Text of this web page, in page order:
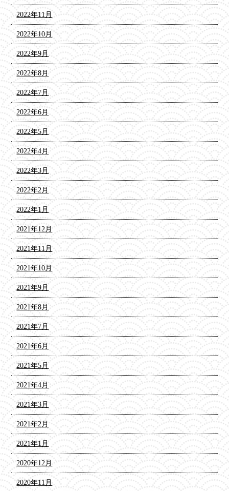
2022年11月
2022年10月
2022年9月
2022年8月
2022年7月
2022年6月
2022年5月
2022年4月
2022年3月
2022年2月
2022年1月
2021年12月
2021年11月
2021年10月
2021年9月
2021年8月
2021年7月
2021年6月
2021年5月
2021年4月
2021年3月
2021年2月
2021年1月
2020年12月
2020年11月